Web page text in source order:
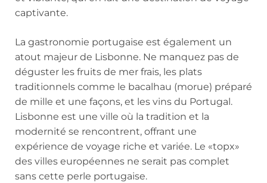
captivante.
La gastronomie portugaise est également un
atout majeur de Lisbonne. Ne manquez pas de
déguster les fruits de mer frais, les plats
traditionnels comme le bacalhau (morue) préparé
de mille et une façons, et les vins du Portugal.
Lisbonne est une ville où la tradition et la
modernité se rencontrent, offrant une
expérience de voyage riche et variée. Le «topx»
des villes européennes ne serait pas complet
sans cette perle portugaise.